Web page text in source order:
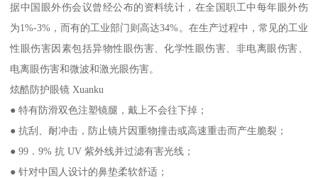
据中国眼外伤会议曾经公布的资料统计，在全国职工中每年眼外伤
为1%-3%，而有的工业部门则高达34%。在生产过程中，常见的工业
性眼伤害因素包括异物性眼伤害、化学性眼伤害、非电离眼伤害、
电离眼伤害和微波和激光眼伤害。
炫酷防护眼镜 Xuanku
● 特有防滑双色注塑镜腿，戴上不会往下掉；
● 抗刮、耐冲击，防止镜片因重物撞击或高速重击而产生脆裂；
● 99．9% 抗 UV 紫外线并过滤有害光线；
● 针对中国人设计的鼻垫柔软舒适；